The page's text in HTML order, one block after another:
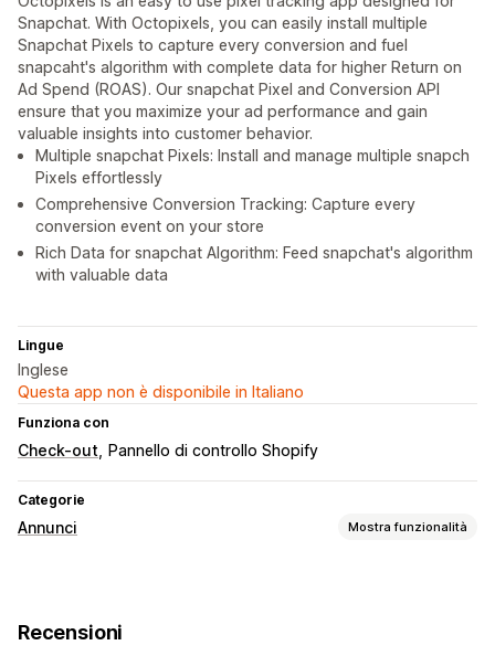
Snapchat. With Octopixels, you can easily install multiple
Snapchat Pixels to capture every conversion and fuel
snapcaht's algorithm with complete data for higher Return on
Ad Spend (ROAS). Our snapchat Pixel and Conversion API
ensure that you maximize your ad performance and gain
valuable insights into customer behavior.
Multiple snapchat Pixels: Install and manage multiple snapch
Pixels effortlessly
Comprehensive Conversion Tracking: Capture every
conversion event on your store
Rich Data for snapchat Algorithm: Feed snapchat's algorithm
with valuable data
Lingue
Inglese
Questa app non è disponibile in Italiano
Funziona con
Check-out Pannello di controllo Shopify
Categorie
Annunci Mostra funzionalità
Targeting tramite IA
Recensioni